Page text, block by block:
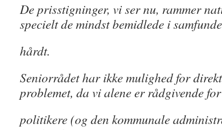
De prisstigninger, vi ser nu, rammer
specielt de mindst bemidlede i
hårdt.
Seniorrådet har ikke mulighed for
problemet, da vi alene er rådgivende
politikere (og den kommunale